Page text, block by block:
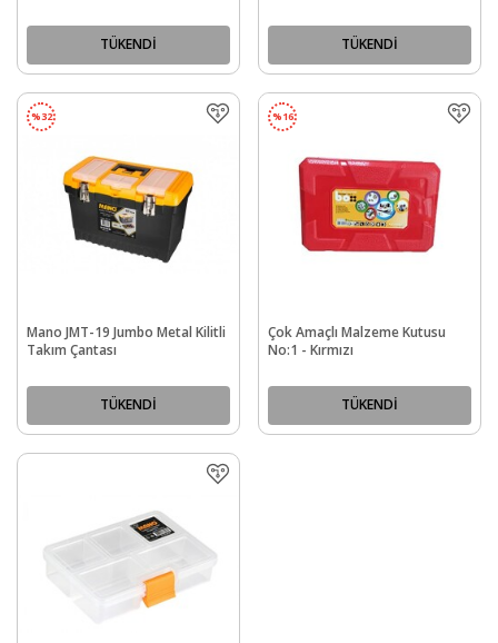
TÜKENDİ
TÜKENDİ
%32
Mano JMT-19 Jumbo Metal Kilitli
Takım Çantası
TÜKENDİ
%16
Çok Amaçlı Malzeme Kutusu
No:1 - Kırmızı
TÜKENDİ